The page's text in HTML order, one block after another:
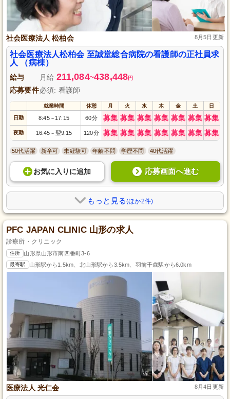
社会医療法人 松柏会 8月5日更新
社会医療法人松柏会 至誠堂総合病院の看護師の正社員求
人 （病棟）
給与 月給 211,084~438,448円
応募要件必須: 看護師
就業時間 休憩 月 火 水 木 金 土 日
日勤 8:45～ 17:15 60分 募集 募集 募集 募集 募集 募集 募集
夜勤 16:45～ 翌9:15 120分 募集 募集 募集 募集 募集 募集 募集
50代活躍 新卒可 未経験可 年齢不問 学歴不問 40代活躍
お気に入り に追加 応募画面へ進む
もっと見る(ほか2件)
PFC JAPAN CLINIC 山形の求人
診療所・クリニック
住所 山形県山形市南四番町3-6
最寄駅 山形駅から1.5km、北山形駅から3.5km、羽前千歳駅から6.0km
医療法人 光仁会 8月4日更新